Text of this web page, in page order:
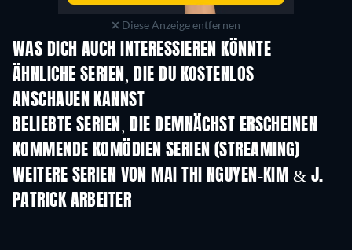
Diese Anzeige entfernen
WAS DICH AUCH INTERESSIEREN KÖNNTE
Serie Serie
ÄHNLICHE SERIEN, DIE DU KOSTENLOS
ANSCHAUEN KANNST
Serie
BELIEBTE SERIEN, DIE DEMNÄCHST ERSCHEINEN
Serie Serie
KOMMENDE KOMÖDIEN SERIEN (STREAMING)
Staffel 6 Staffel 2
WEITERE SERIEN VON MAI THI NGUYEN-KIM & J.
PATRICK ARBEITER
Serie